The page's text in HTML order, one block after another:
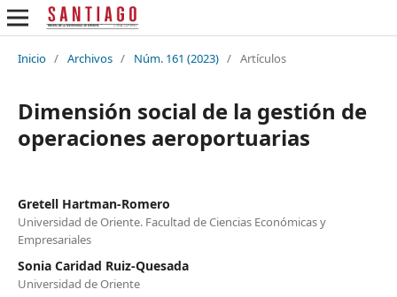
Inicio / Archivos / Núm. 161 (2023) / Artículos
Dimensión social de la gestión de
operaciones aeroportuarias
Gretell Hartman-Romero
Universidad de Oriente. Facultad de Ciencias Económicas y
Empresariales
Sonia Caridad Ruiz-Quesada
Universidad de Oriente